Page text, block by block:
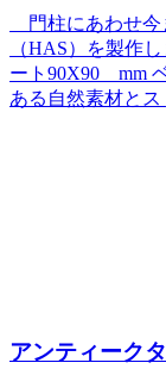
門柱にあわせ今
（HAS）を製作
ート90X90 mm
ある自然素材と
アンティーク